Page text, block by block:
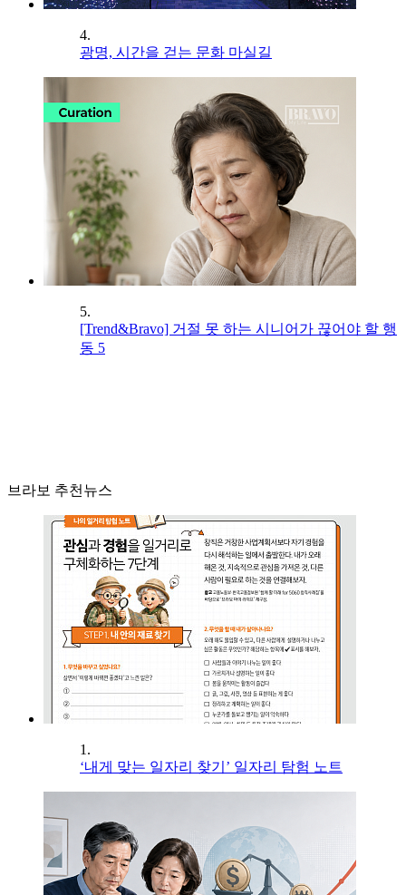
4.
광명, 시간을 걷는 문화 마실길
5.
[Trend&Bravo] 거절 못 하는 시니어가 끊어야 할 행
동 5
브라보 추천뉴스
1.
‘내게 맞는 일자리 찾기’ 일자리 탐험 노트